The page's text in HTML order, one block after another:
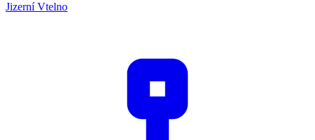
Jizerní Vtelno